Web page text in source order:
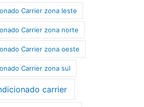
Carrier zona leste
Carrier zona norte
Carrier zona oeste
Carrier zona sul
carrier